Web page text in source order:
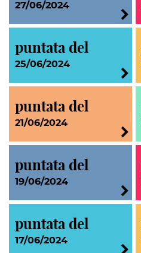
27/06/2024
puntata del
25/06/2024
puntata del
21/06/2024
puntata del
19/06/2024
puntata del
17/06/2024